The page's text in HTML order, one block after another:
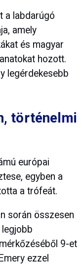
a labdarúgó
amely
és magyar
hozott.
legérdekesebb
történelmi
európai
egyben a
a trófeát.
során összesen
legjobb
9-et
ezzel